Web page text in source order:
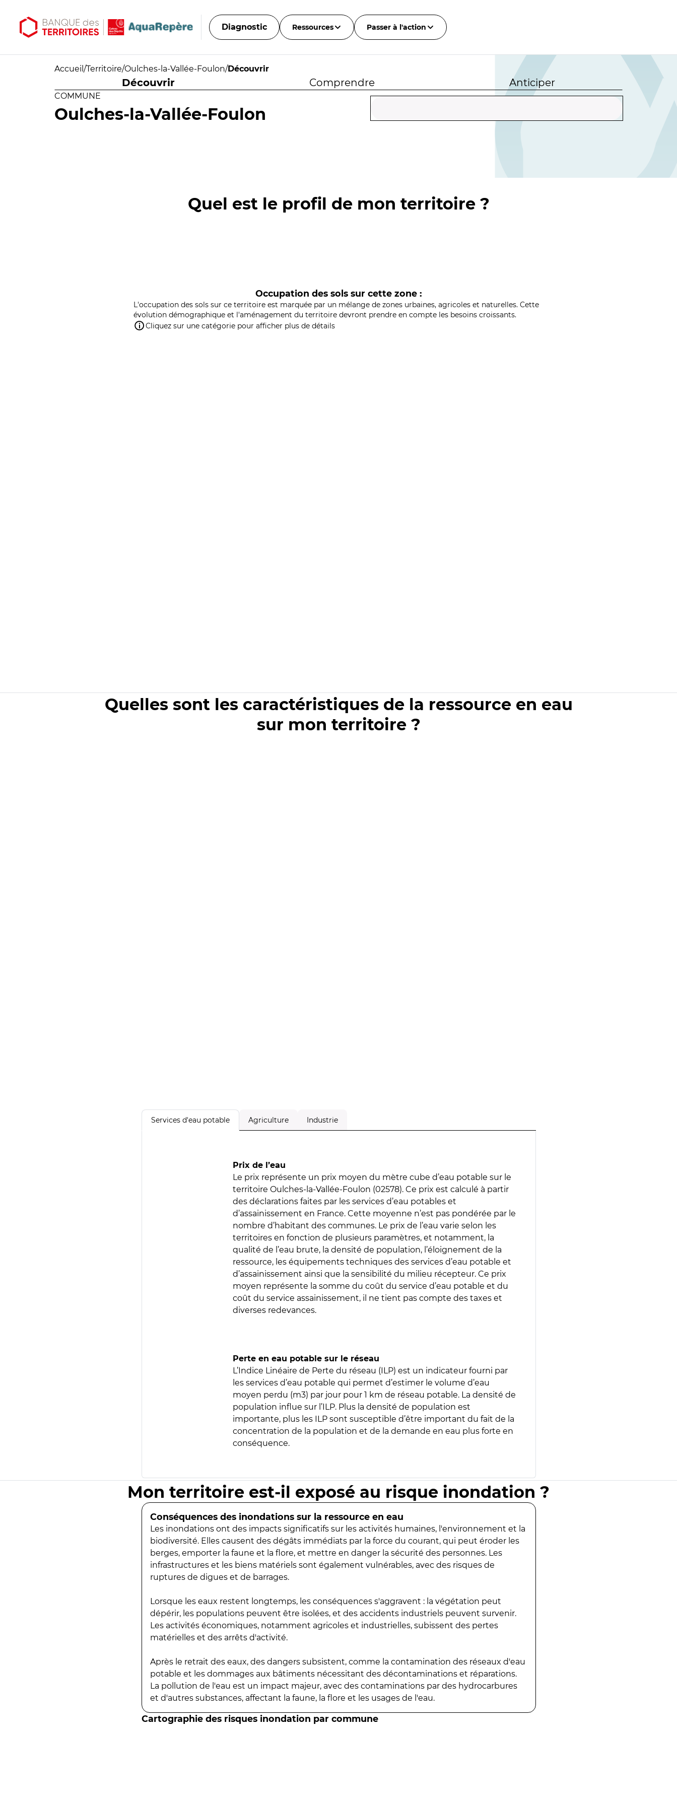
Diagnostic Ressources Passer à l'action
Accueil /Territoire/Oulches-la-Vallée-Foulon/Découvrir
Découvrir Comprendre Anticiper
COMMUNE
Oulches-la-Vallée-Foulon
Quel est le profil de mon territoire ?
Occupation des sols sur cette zone :
L'occupation des sols sur ce territoire est marquée par un mélange de zones urbaines, agricoles et naturelles. Cette
évolution démographique et l'aménagement du territoire devront prendre en compte les besoins croissants.
Cliquez sur une catégorie pour afficher plus de détails
Quelles sont les caractéristiques de la ressource en eau
sur mon territoire ?
Services d'eau potable Agriculture Industrie
Prix de l’eau
Le prix représente un prix moyen du mètre cube d’eau potable sur le
territoire Oulches-la-Vallée-Foulon (02578). Ce prix est calculé à partir
des déclarations faites par les services d’eau potables et
d’assainissement en France. Cette moyenne n’est pas pondérée par le
nombre d’habitant des communes. Le prix de l’eau varie selon les
territoires en fonction de plusieurs paramètres, et notamment, la
qualité de l’eau brute, la densité de population, l’éloignement de la
ressource, les équipements techniques des services d’eau potable et
d’assainissement ainsi que la sensibilité du milieu récepteur. Ce prix
moyen représente la somme du coût du service d’eau potable et du
coût du service assainissement, il ne tient pas compte des taxes et
diverses redevances.
Perte en eau potable sur le réseau
L’Indice Linéaire de Perte du réseau (ILP) est un indicateur fourni par
les services d’eau potable qui permet d’estimer le volume d’eau
moyen perdu (m3) par jour pour 1 km de réseau potable. La densité de
population influe sur l’ILP. Plus la densité de population est
importante, plus les ILP sont susceptible d’être important du fait de la
concentration de la population et de la demande en eau plus forte en
conséquence.
Mon territoire est-il exposé au risque inondation ?
Conséquences des inondations sur la ressource en eau
Les inondations ont des impacts significatifs sur les activités humaines, l'environnement et la
biodiversité. Elles causent des dégâts immédiats par la force du courant, qui peut éroder les
berges, emporter la faune et la flore, et mettre en danger la sécurité des personnes. Les
infrastructures et les biens matériels sont également vulnérables, avec des risques de
ruptures de digues et de barrages.
Lorsque les eaux restent longtemps, les conséquences s'aggravent : la végétation peut
dépérir, les populations peuvent être isolées, et des accidents industriels peuvent survenir.
Les activités économiques, notamment agricoles et industrielles, subissent des pertes
matérielles et des arrêts d'activité.
Après le retrait des eaux, des dangers subsistent, comme la contamination des réseaux d'eau
potable et les dommages aux bâtiments nécessitant des décontaminations et réparations.
La pollution de l'eau est un impact majeur, avec des contaminations par des hydrocarbures
et d'autres substances, affectant la faune, la flore et les usages de l'eau.
Cartographie des risques inondation par commune